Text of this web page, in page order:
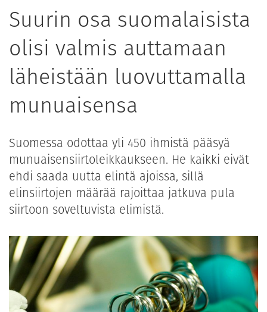
Suurin osa suomalaisista
olisi valmis auttamaan
läheistään luovuttamalla
munuaisensa
Suomessa odottaa yli 450 ihmistä pääsyä
munuaisensiirtoleikkaukseen. He kaikki eivät
ehdi saada uutta elintä ajoissa, sillä
elinsiirtojen määrää rajoittaa jatkuva pula
siirtoon soveltuvista elimistä.